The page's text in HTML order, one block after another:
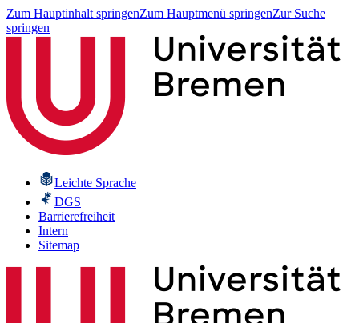
Zum Hauptinhalt springenZum Hauptmenü springenZur Suche
springen
Leichte Sprache
DGS
Barrierefreiheit
Intern
Sitemap